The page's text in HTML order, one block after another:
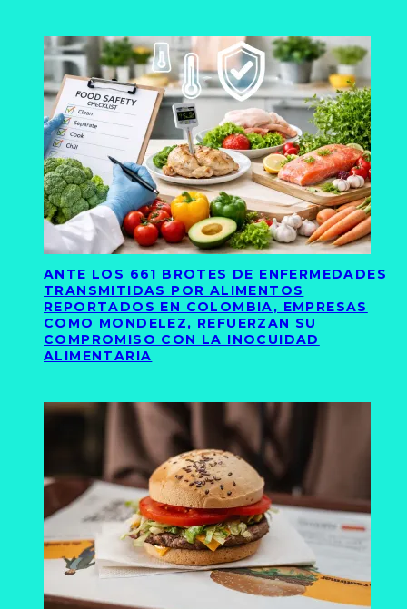
ANTE LOS 661 BROTES DE ENFERMEDADES
TRANSMITIDAS POR ALIMENTOS
REPORTADOS EN COLOMBIA, EMPRESAS
COMO MONDELEZ, REFUERZAN SU
COMPROMISO CON LA INOCUIDAD
ALIMENTARIA